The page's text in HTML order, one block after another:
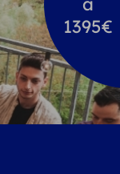
1395€